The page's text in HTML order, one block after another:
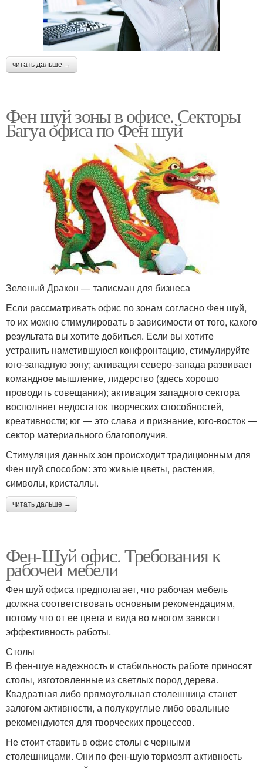
читать дальше →
Фен шуй зоны в офисе. Секторы
Багуа офиса по Фен шуй
Зеленый Дракон — талисман для бизнеса
Если рассматривать офис по зонам согласно Фен шуй,
то их можно стимулировать в зависимости от того, какого
результата вы хотите добиться. Если вы хотите
устранить наметившуюся конфронтацию, стимулируйте
юго-западную зону; активация северо-запада развивает
командное мышление, лидерство (здесь хорошо
проводить совещания); активация западного сектора
восполняет недостаток творческих способностей,
креативности; юг — это слава и признание, юго-восток —
сектор материального благополучия.
Стимуляция данных зон происходит традиционным для
Фен шуй способом: это живые цветы, растения,
символы, кристаллы.
читать дальше →
Фен-Шуй офис. Требования к
рабочей мебели
Фен шуй офиса предполагает, что рабочая мебель
должна соответствовать основным рекомендациям,
потому что от ее цвета и вида во многом зависит
эффективность работы.
Столы
В фен-шуе надежность и стабильность работе приносят
столы, изготовленные из светлых пород дерева.
Квадратная либо прямоугольная столешница станет
залогом активности, а полукруглые либо овальные
рекомендуются для творческих процессов.
Не стоит ставить в офис столы с черными
столешницами. Они по фен-шую тормозят активность